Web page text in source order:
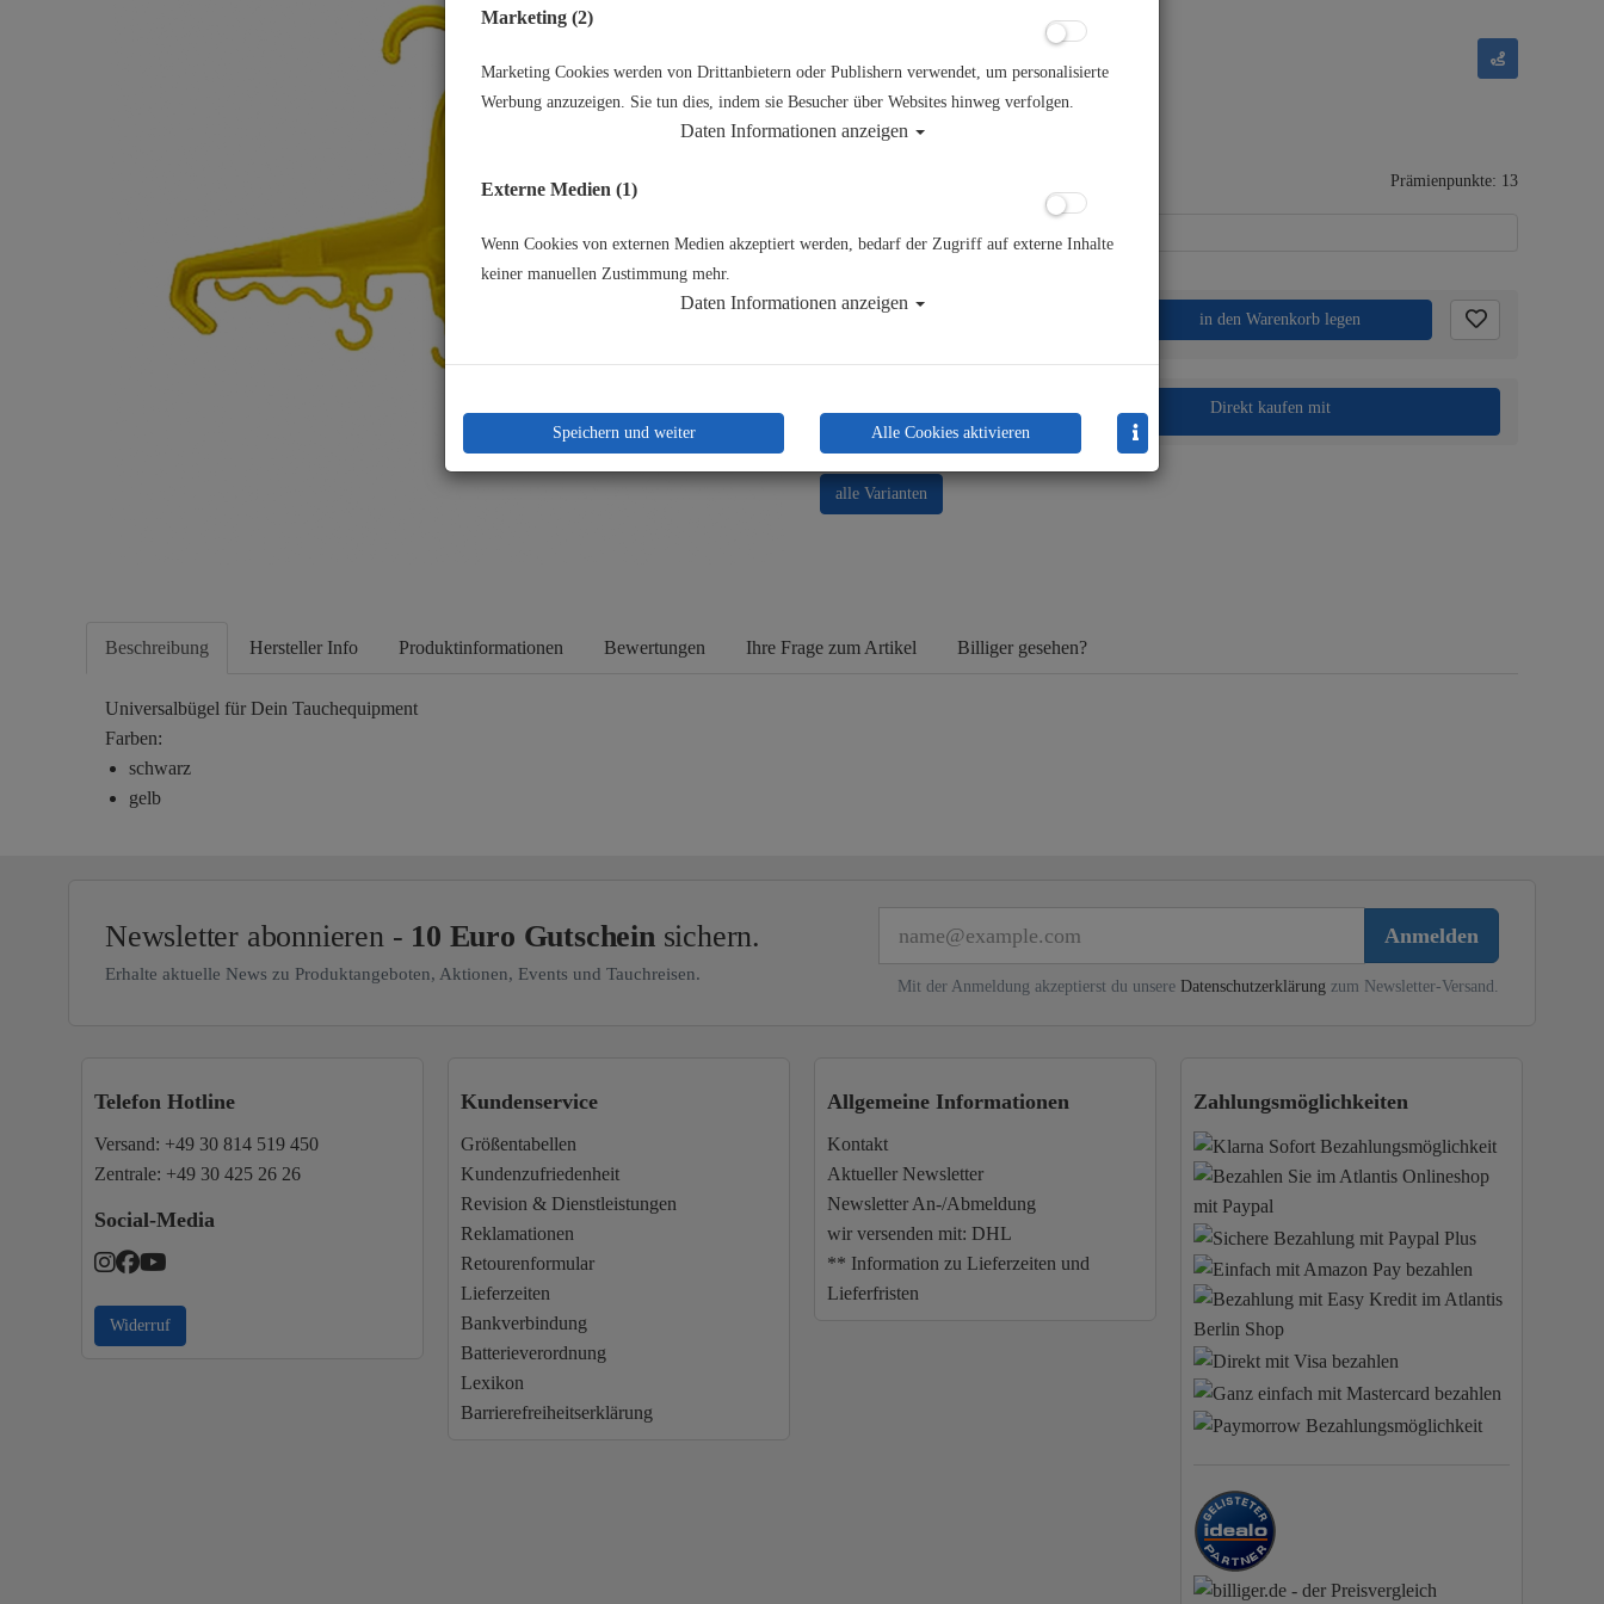
13,00 €*
Herstellerpreis: 13,00 €
Prämienpunkte: 13
in den Warenkorb legen
Direkt kaufen mit
alle Varianten
Beschreibung Hersteller Info Produktinformationen Bewertungen Ihre Frage zum Artikel Billiger gesehen?
Universalbügel für Dein Tauchequipment
Farben:
schwarz
gelb
Newsletter abonnieren - 10 Euro Gutscheinsichern.
Erhalte aktuelle News zu Produktangeboten, Aktionen, Events und Tauchreisen.
Anmelden
Mit der Anmeldung akzeptierst du unsere Datenschutzerklärung zum Newsletter-Versand.
Telefon Hotline
Versand: +49 30 814 519 450
Zentrale: +49 30 425 26 26
Social-Media
Widerruf
Kundenservice
Größentabellen
Kundenzufriedenheit
Revision & Dienstleistungen
Reklamationen
Retourenformular
Lieferzeiten
Bankverbindung
Batterieverordnung
Lexikon
Barrierefreiheitserklärung
Allgemeine Informationen
Kontakt
Aktueller Newsletter
Newsletter An-/Abmeldung
wir versenden mit: DHL
** Information zu Lieferzeiten und
Lieferfristen
Zahlungsmöglichkeiten
Marketing (2)
Marketing Cookies werden von Drittanbietern oder Publishern verwendet, um personalisierte
Werbung anzuzeigen. Sie tun dies, indem sie Besucher über Websites hinweg verfolgen.
Daten Informationen anzeigen
Externe Medien (1)
Wenn Cookies von externen Medien akzeptiert werden, bedarf der Zugriff auf externe Inhalte
keiner manuellen Zustimmung mehr.
Daten Informationen anzeigen
Speichern und weiter Alle Cookies aktivieren